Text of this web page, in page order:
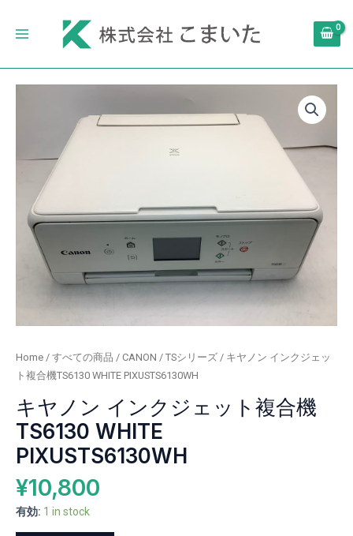
Menu
Home / すべての商品 / CANON / TSシリーズ / キヤノン インクジェッ
ト複合機TS6130 WHITE PIXUSTS6130WH
キヤノン インクジェット複合機
TS6130 WHITE
PIXUSTS6130WH
¥10,800
有効: 1 in stock
機
WHITE
PIXUSTS6130WH
quantity